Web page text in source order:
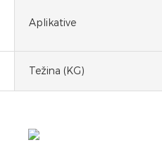
Aplikative
Težina (KG)